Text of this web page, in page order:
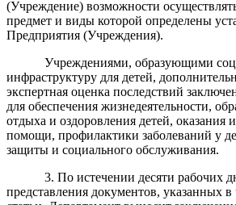
(Учреждение) возможности
предмет и виды которой определены
Предприятия (Учреждения).
Учреждениями, образующими
инфраструктуру для детей,
экспертная оценка последствий
для обеспечения жизнедеятельности,
отдыха и оздоровления детей, оказания
помощи, профилактики заболеваний у
защиты и социального обслуживания.
3. По истечении десяти рабочих
представления документов, указанных в